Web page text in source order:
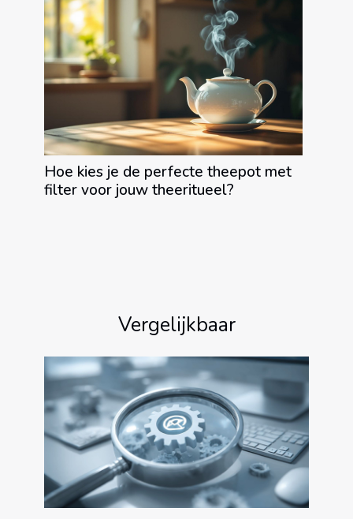
Hoe kies je de perfecte theepot met
filter voor jouw theeritueel?
Vergelijkbaar